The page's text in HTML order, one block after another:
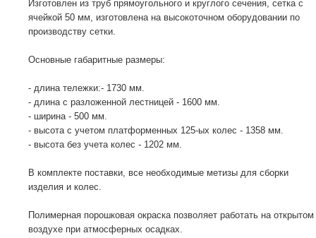
Изготовлен из труб прямоугольного и круглого сечения, сетка с
ячейкой 50 мм, изготовлена на высокоточном оборудовании по
производству сетки.
Основные габаритные размеры:
- длина тележки:- 1730 мм.
- длина с разложенной лестницей - 1600 мм.
- ширина - 500 мм.
- высота с учетом платформенных 125-ых колес - 1358 мм.
- высота без учета колес - 1202 мм.
В комплекте поставки, все необходимые метизы для сборки
изделия и колес.
Полимерная порошковая окраска позволяет работать на открытом
воздухе при атмосферных осадках.